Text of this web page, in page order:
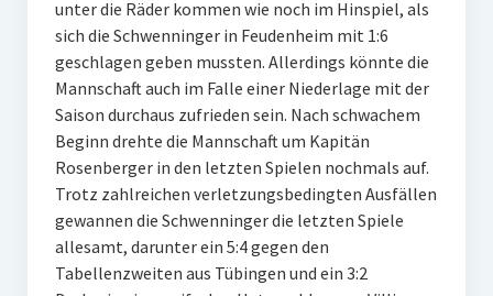
Galerie
Jugend Sponsoring
unter die Räder kommen wie noch im Hinspiel, als
sich die Schwenninger in Feudenheim mit 1:6
geschlagen geben mussten. Allerdings könnte die
Mannschaft auch im Falle einer Niederlage mit der
Saison durchaus zufrieden sein. Nach schwachem
Beginn drehte die Mannschaft um Kapitän
Rosenberger in den letzten Spielen nochmals auf.
Trotz zahlreichen verletzungsbedingten Ausfällen
gewannen die Schwenninger die letzten Spiele
allesamt, darunter ein 5:4 gegen den
Tabellenzweiten aus Tübingen und ein 3:2